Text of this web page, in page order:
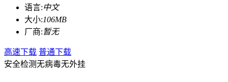
语言:中文
大小:106MB
厂商:暂无
高速下载 普通下载
安全检测无病毒无外挂